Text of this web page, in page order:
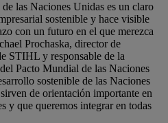
las Naciones Unidas es un claro
sostenible y hace visible
con un futuro en el que merezca
Prochaska, director de
STIHL y responsable de la
Pacto Mundial de las Naciones
sostenible de las Naciones
de orientación importante en
y que queremos integrar en todas